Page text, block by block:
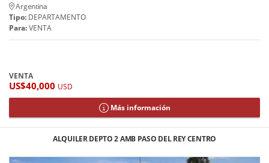
Argentina
Tipo: DEPARTAMENTO
Para:VENTA
VENTA
US$40,000 USD
Más información
ALQUILER DEPTO 2 AMB PASO DEL REY CENTRO